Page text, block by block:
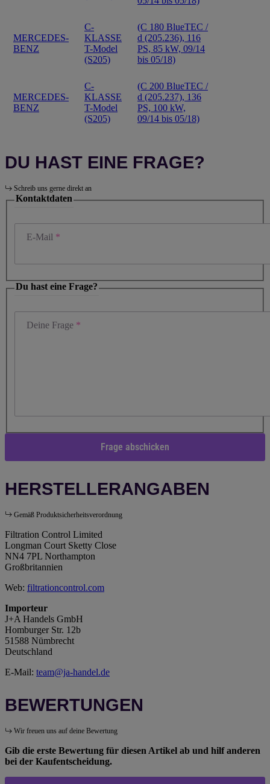
MERCEDES-
BENZ
C-
KLASSE
T-Model
(S205)
(C 180 BlueTEC /
d (205.236), 116
PS, 85 kW, 09/14
bis 05/18)
MERCEDES-
BENZ
C-
KLASSE
T-Model
(S205)
(C 200 BlueTEC /
d (205.237), 136
PS, 100 kW,
09/14 bis 05/18)
DU HAST EINE FRAGE?
Schreib uns gerne direkt an
Kontaktdaten
E-Mail
Du hast eine Frage?
Deine Frage
Frage abschicken
HERSTELLERANGABEN
Gemäß Produktsicherheitsverordnung
Filtration Control Limited
Longman Court Sketty Close
NN4 7PL Northampton
Großbritannien
Web: filtrationcontrol.com
Importeur
J+A Handels GmbH
Homburger Str. 12b
51588 Nümbrecht
Deutschland
E-Mail: team@ja-handel.de
BEWERTUNGEN
Wir freuen uns auf deine Bewertung
Gib die erste Bewertung für diesen Artikel ab und hilf anderen
bei der Kaufentscheidung.